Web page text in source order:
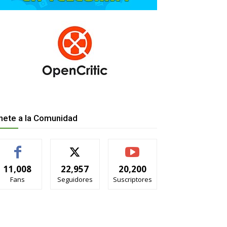
a la Comunidad
11,008
Fans
22,957
Seguidores
20,200
Suscriptores